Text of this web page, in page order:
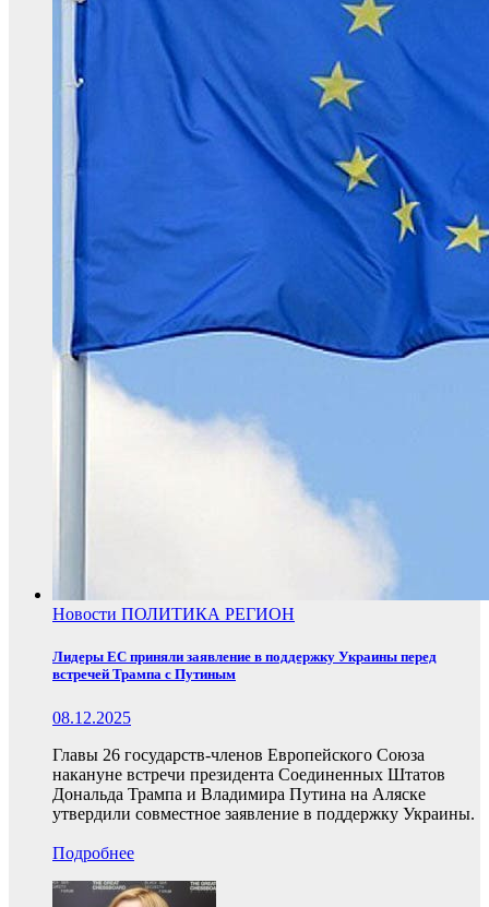
Новости ПОЛИТИКА РЕГИОН
Лидеры ЕС приняли заявление в поддержку Украины перед
встречей Трампа с Путиным
08.12.2025
Главы 26 государств-членов Европейского Союза
накануне встречи президента Соединенных Штатов
Дональда Трампа и Владимира Путина на Аляске
утвердили совместное заявление в поддержку Украины.
Подробнее